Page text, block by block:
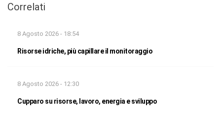
Correlati
8 Agosto 2026 - 18:54
Risorse idriche, più capillare il monitoraggio
8 Agosto 2026 - 12:30
Cupparo su risorse, lavoro, energia e sviluppo